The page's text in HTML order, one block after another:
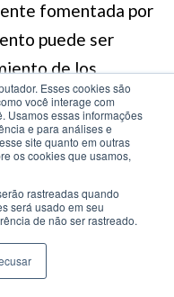
Esses cookies são
você interage com
Usamos essas informações
e para análises e
site quanto em outras
os cookies que usamos,
rastreadas quando
será usado em seu
de não ser rastreado.
fomentada por
puede ser
de los
por parte de los
para la
basar sus
sólidos, a fin de
con los